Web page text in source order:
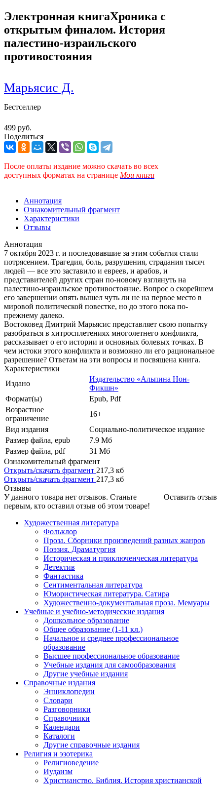
Электронная книгаХроника с
открытым финалом. История
палестино-израильского
противостояния
Марьясис Д.
Бестселлер
499 руб.
Поделиться
После оплаты издание можно скачать во всех
доступных форматах на странице Мои книги
Аннотация
Ознакомительный фрагмент
Характеристики
Отзывы
Аннотация
7 октября 2023 г. и последовавшие за этим события стали
потрясением. Трагедия, боль, разрушения, страдания тысяч
людей — все это заставило и евреев, и арабов, и
представителей других стран по-новому взглянуть на
палестино-израильское противостояние. Вопрос о скорейшем
его завершении опять вышел чуть ли не на первое место в
мировой политической повестке, но до этого пока по-
прежнему далеко.
Востоковед Дмитрий Марьясис представляет свою попытку
разобраться в хитросплетениях многолетнего конфликта,
рассказывает о его истории и основных болевых точках. В
чем истоки этого конфликта и возможно ли его рациональное
разрешение? Ответам на эти вопросы и посвящена книга.
Характеристики
Издано
Издательство «Альпина Нон-
Фикшн»
Формат(ы)
Epub, Pdf
Возрастное
ограничение
16+
Вид издания
Социально-политическое издание
Размер файла, epub
7.9 Mб
Размер файла, pdf
31 Mб
Ознакомительный фрагмент
Открыть/скачать фрагмент 217,3 кб
Открыть/скачать фрагмент 217,3 кб
Отзывы
Оставить отзыв
У данного товара нет отзывов. Станьте
первым, кто оставил отзыв об этом товаре!
Художественная литература
Фольклор
Проза. Сборники произведений разных жанров
Поэзия. Драматургия
Историческая и приключенческая литература
Детектив
Фантастика
Сентиментальная литература
Юмористическая литература. Сатира
Художественно-документальная проза. Мемуары
Учебные и учебно-методические издания
Дошкольное образование
Общее образование (1-11 кл.)
Начальное и среднее профессиональное
образование
Высшее профессиональное образование
Учебные издания для самообразования
Другие учебные издания
Справочные издания
Энциклопедии
Словари
Разговорники
Справочники
Календари
Каталоги
Другие справочные издания
Религия и эзотерика
Религиоведение
Иудаизм
Христианство. Библия. История христианской